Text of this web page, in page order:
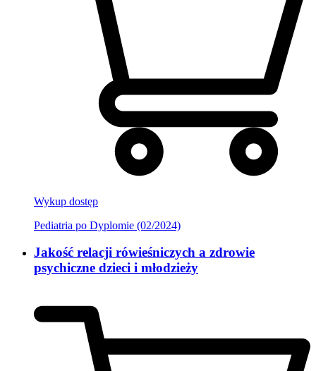
Wykup dostęp
Pediatria po Dyplomie (02/2024)
Jakość relacji rówieśniczych a zdrowie
psychiczne dzieci i młodzieży